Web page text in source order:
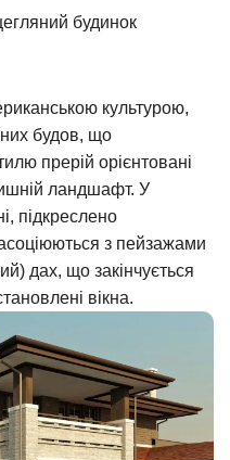
будинок
культурою,
будов, що
прерій орієнтовані
ландшафт. У
підкреслено
з пейзажами
дах, що закінчується
вікна.